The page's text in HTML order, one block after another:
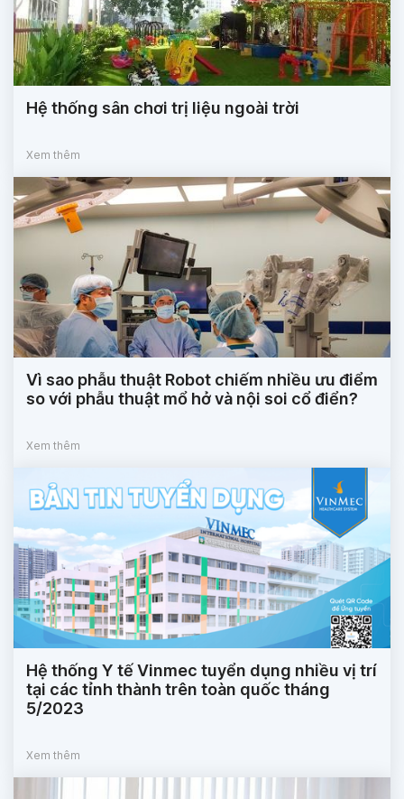
Hệ thống sân chơi trị liệu ngoài trời
Xem thêm
Vì sao phẫu thuật Robot chiếm nhiều ưu điểm
so với phẫu thuật mổ hở và nội soi cổ điển?
Xem thêm
Hệ thống Y tế Vinmec tuyển dụng nhiều vị trí
tại các tỉnh thành trên toàn quốc tháng
5/2023
Xem thêm